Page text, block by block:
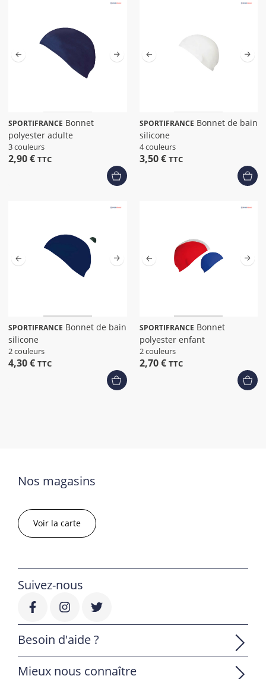
SPORTIFRANCE
polyester adulte
3 couleurs
2,90 € TTC
SPORTIFRANCE
silicone
4 couleurs
3,50 € TTC
SPORTIFRANCE
silicone
2 couleurs
4,30 € TTC
SPORTIFRANCE
polyester enfant
2 couleurs
2,70 € TTC
Nos magasins
Voir la carte
Suivez-nous
Besoin d'aide ?
Mieux nous connaître